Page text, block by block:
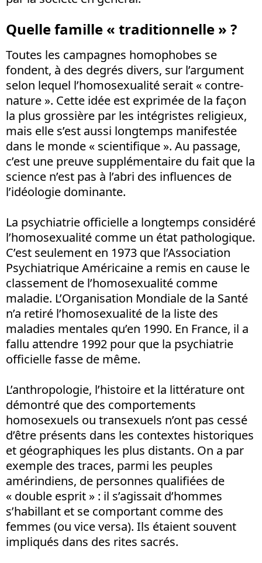
Quelle famille « traditionnelle » ?
Toutes les campagnes homophobes se
fondent, à des degrés divers, sur l’argument
selon lequel l’homosexualité serait « contre-
nature ». Cette idée est exprimée de la façon
la plus grossière par les intégristes religieux,
mais elle s’est aussi longtemps manifestée
dans le monde « scientifique ». Au passage,
c’est une preuve supplémentaire du fait que la
science n’est pas à l’abri des influences de
l’idéologie dominante.
La psychiatrie officielle a longtemps considéré
l’homosexualité comme un état pathologique.
C’est seulement en 1973 que l’Association
Psychiatrique Américaine a remis en cause le
classement de l’homosexualité comme
maladie. L’Organisation Mondiale de la Santé
n’a retiré l’homosexualité de la liste des
maladies mentales qu’en 1990. En France, il a
fallu attendre 1992 pour que la psychiatrie
officielle fasse de même.
L’anthropologie, l’histoire et la littérature ont
démontré que des comportements
homosexuels ou transexuels n’ont pas cessé
d’être présents dans les contextes historiques
et géographiques les plus distants. On a par
exemple des traces, parmi les peuples
amérindiens, de personnes qualifiées de
« double esprit » : il s’agissait d’hommes
s’habillant et se comportant comme des
femmes (ou vice versa). Ils étaient souvent
impliqués dans des rites sacrés.